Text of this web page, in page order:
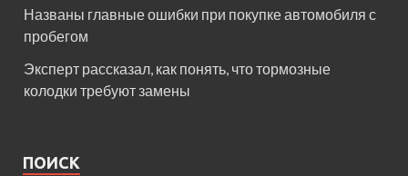
Названы главные ошибки при покупке автомобиля с
пробегом
Эксперт рассказал, как понять, что тормозные
колодки требуют замены
ПОИСК